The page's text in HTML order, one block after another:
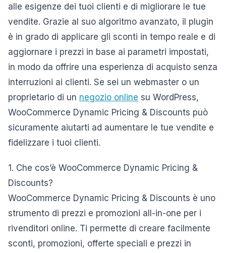
alle esigenze dei tuoi clienti e di migliorare le tue
vendite. Grazie al suo algoritmo avanzato, il plugin
è in grado di applicare gli sconti in tempo reale e di
aggiornare i prezzi in base ai parametri impostati,
in modo da offrire una esperienza di acquisto senza
interruzioni ai clienti. Se sei un webmaster o un
proprietario di un negozio online su WordPress,
WooCommerce Dynamic Pricing & Discounts può
sicuramente aiutarti ad aumentare le tue vendite e
fidelizzare i tuoi clienti.
1. Che cos’è WooCommerce Dynamic Pricing &
Discounts?
WooCommerce Dynamic Pricing & Discounts è uno
strumento di prezzi e promozioni all-in-one per i
rivenditori online. Ti permette di creare facilmente
sconti, promozioni, offerte speciali e prezzi in